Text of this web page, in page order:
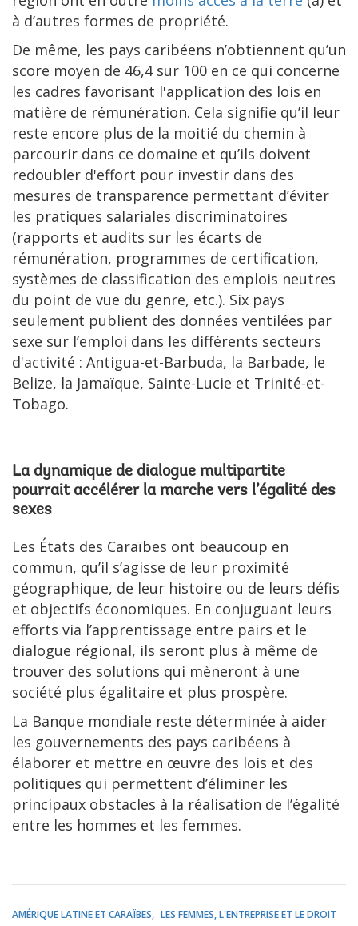
à d’autres formes de propriété.
De même, les pays caribéens n’obtiennent qu’un
score moyen de 46,4 sur 100 en ce qui concerne
les cadres favorisant l'application des lois en
matière de rémunération. Cela signifie qu’il leur
reste encore plus de la moitié du chemin à
parcourir dans ce domaine et qu’ils doivent
redoubler d'effort pour investir dans des
mesures de transparence permettant d’éviter
les pratiques salariales discriminatoires
(rapports et audits sur les écarts de
rémunération, programmes de certification,
systèmes de classification des emplois neutres
du point de vue du genre, etc.). Six pays
seulement publient des données ventilées par
sexe sur l’emploi dans les différents secteurs
d'activité : Antigua-et-Barbuda, la Barbade, le
Belize, la Jamaïque, Sainte-Lucie et Trinité-et-
Tobago.
La dynamique de dialogue multipartite
pourrait accélérer la marche vers l’égalité des
sexes
Les États des Caraïbes ont beaucoup en
commun, qu’il s’agisse de leur proximité
géographique, de leur histoire ou de leurs défis
et objectifs économiques. En conjuguant leurs
efforts via l’apprentissage entre pairs et le
dialogue régional, ils seront plus à même de
trouver des solutions qui mèneront à une
société plus égalitaire et plus prospère.
La Banque mondiale reste déterminée à aider
les gouvernements des pays caribéens à
élaborer et mettre en œuvre des lois et des
politiques qui permettent d’éliminer les
principaux obstacles à la réalisation de l’égalité
entre les hommes et les femmes.
AMÉRIQUE LATINE ET CARAÏBES LES FEMMES, L'ENTREPRISE ET LE DROIT